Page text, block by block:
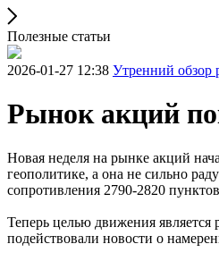
Полезные статьи
2026-01-27 12:38 Утренний обзор
Рынок акций
Новая неделя на рынке акций
геополитике, а она не сильно
сопротивления 2790-2820
Теперь целью движения
подействовали новости о